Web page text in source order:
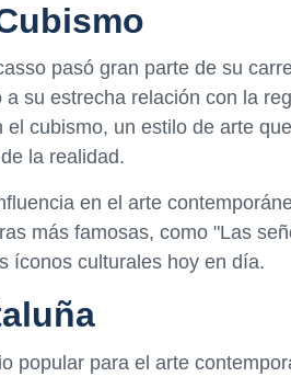
pasó gran parte de su
su estrecha relación con la
cubismo, un estilo de arte
la realidad.
en el arte
más famosas, como "Las
íconos culturales hoy en día.
popular para el arte